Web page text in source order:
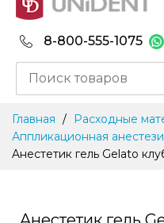
8-800-555-1075
Content
Главная Расходные
Аппликационная
Aнестетик гель Gelato